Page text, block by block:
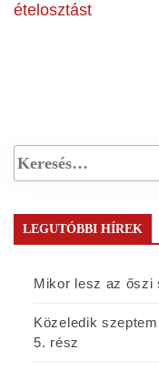
ételosztást
LEGUTÓBBI HÍREK
Mikor lesz az őszi
Közeledik
5. rész